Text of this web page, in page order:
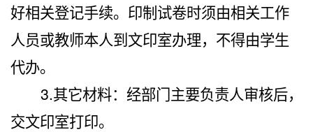
好相关登记手续。印制试卷时须由相关工作
人员或教师本人到文印室办理，不得由学生
代办。
3.其它材料：经部门主要负责人审核后，
交文印室打印。